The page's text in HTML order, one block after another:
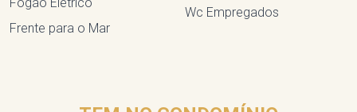
Frente para o Mar
Wc Empregados